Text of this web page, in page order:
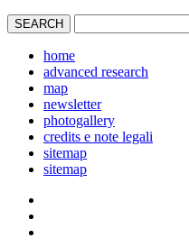
home
advanced research
map
newsletter
photogallery
credits e note legali
sitemap
sitemap